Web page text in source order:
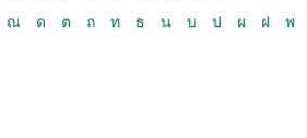
ณ ด ต ถ ท ธ น บ ป ผ ฝ พ